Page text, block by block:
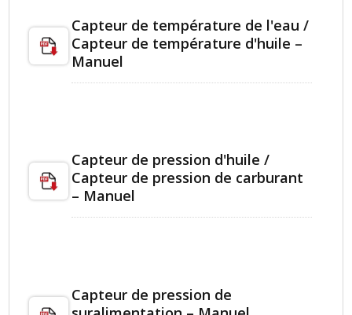
Capteur de température de l'eau /
Capteur de température d'huile –
Manuel
Capteur de pression d'huile /
Capteur de pression de carburant
– Manuel
Capteur de pression de